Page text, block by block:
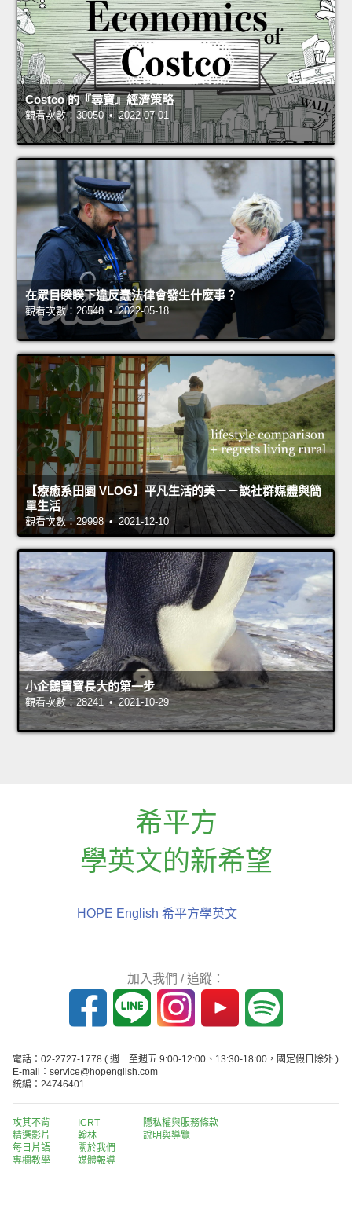
Costco 的『尋寶』經濟策略
觀看次數：30050 • 2022-07-01
在眾目睽睽下違反蠢法律會發生什麼事？
觀看次數：26548 • 2022-05-18
【療癒系田園 VLOG】平凡生活的美－－談社群媒體與簡
單生活
觀看次數：29998 • 2021-12-10
小企鵝寶寶長大的第一步
觀看次數：28241 • 2021-10-29
希平方
學英文的新希望
HOPE English 希平方學英文
加入我們 / 追蹤：
電話：02-2727-1778 ( 週一至週五 9:00-12:00、13:30-18:00，國定假日除外 )
E-mail：service@hopenglish.com
統編：24746401
攻其不背
精選影片
每日片語
專欄教學
ICRT
翰林
關於我們
媒體報導
隱私權與服務條款
說明與導覽